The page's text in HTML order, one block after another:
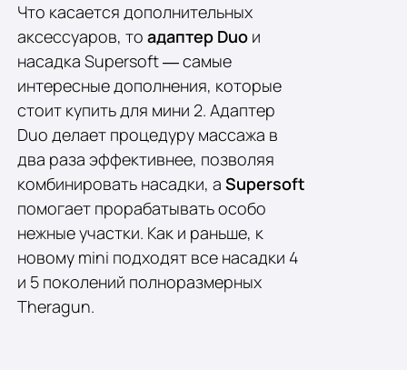
Что касается дополнительных
аксессуаров, то адаптер Duo и
насадка Supersoft — самые
интересные дополнения, которые
стоит купить для мини 2. Адаптер
Duo делает процедуру массажа в
два раза эффективнее, позволяя
комбинировать насадки, а Supersoft
помогает прорабатывать особо
нежные участки. Как и раньше, к
новому mini подходят все насадки 4
и 5 поколений полноразмерных
Theragun.